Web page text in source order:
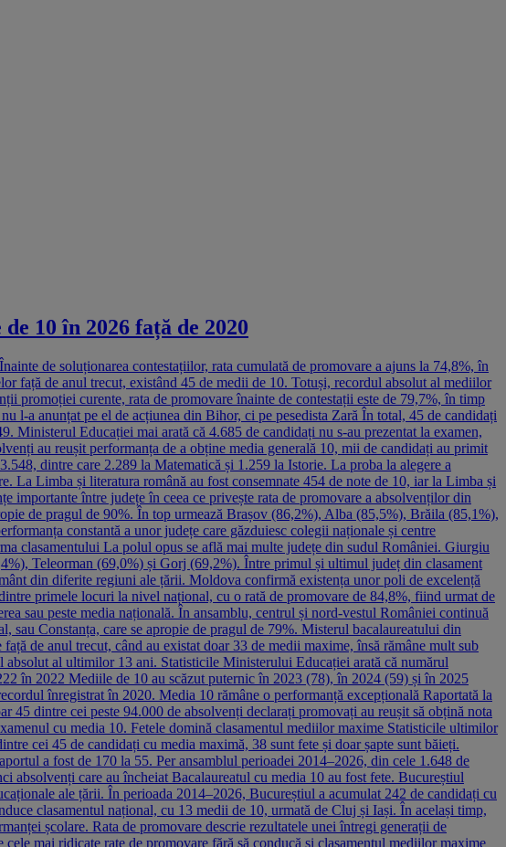
10 în 2026 față de 2020
de soluționarea contestațiilor, rata cumulată de promovare a ajuns la 74,8%, în
față de anul trecut, existând 45 de medii de 10. Totuși, recordul absolut al mediilor
promoției curente, rata de promovare înainte de contestații este de 79,7%, în timp
l-a anunțat pe el de acțiunea din Bihor, ci pe pesedista Zară În total, 45 de candidați
Educației mai arată că 4.685 de candidați nu s-au prezentat la examen,
au reușit performanța de a obține media generală 10, mii de candidați au primit
dintre care 2.289 la Matematică și 1.259 la Istorie. La proba la alegere a
Limba și literatura română au fost consemnate 454 de note de 10, iar la Limba și
între județe în ceea ce privește rata de promovare a absolvenților din
de pragul de 90%. În top urmează Brașov (86,2%), Alba (85,5%), Brăila (85,1%),
constantă a unor județe care găzduiesc colegii naționale și centre
clasamentului La polul opus se află mai multe județe din sudul României. Giurgiu
Teleorman (69,0%) și Gorj (69,2%). Între primul și ultimul județ din clasament
din diferite regiuni ale țării. Moldova confirmă existența unor poli de excelență
primele locuri la nivel național, cu o rată de promovare de 84,8%, fiind urmat de
sau peste media națională. În ansamblu, centrul și nord-vestul României continuă
sau Constanța, care se apropie de pragul de 79%. Misterul bacalaureatului din
de anul trecut, când au existat doar 33 de medii maxime, însă rămâne mult sub
al ultimilor 13 ani. Statisticile Ministerului Educației arată că numărul
în 2022 Mediile de 10 au scăzut puternic în 2023 (78), în 2024 (59) și în 2025
înregistrat în 2020. Media 10 rămâne o performanță excepțională Raportată la
dintre cei peste 94.000 de absolvenți declarați promovați au reușit să obțină nota
cu media 10. Fetele domină clasamentul mediilor maxime Statisticile ultimilor
cei 45 de candidați cu media maximă, 38 sunt fete și doar șapte sunt băieți.
a fost de 170 la 55. Per ansamblul perioadei 2014–2026, din cele 1.648 de
absolvenți care au încheiat Bacalaureatul cu media 10 au fost fete. Bucureștiul
ale țării. În perioada 2014–2026, Bucureștiul a acumulat 242 de candidați cu
clasamentul național, cu 13 medii de 10, urmată de Cluj și Iași. În același timp,
școlare. Rata de promovare descrie rezultatele unei întregi generații de
mai ridicate rate de promovare fără să conducă și clasamentul mediilor maxime